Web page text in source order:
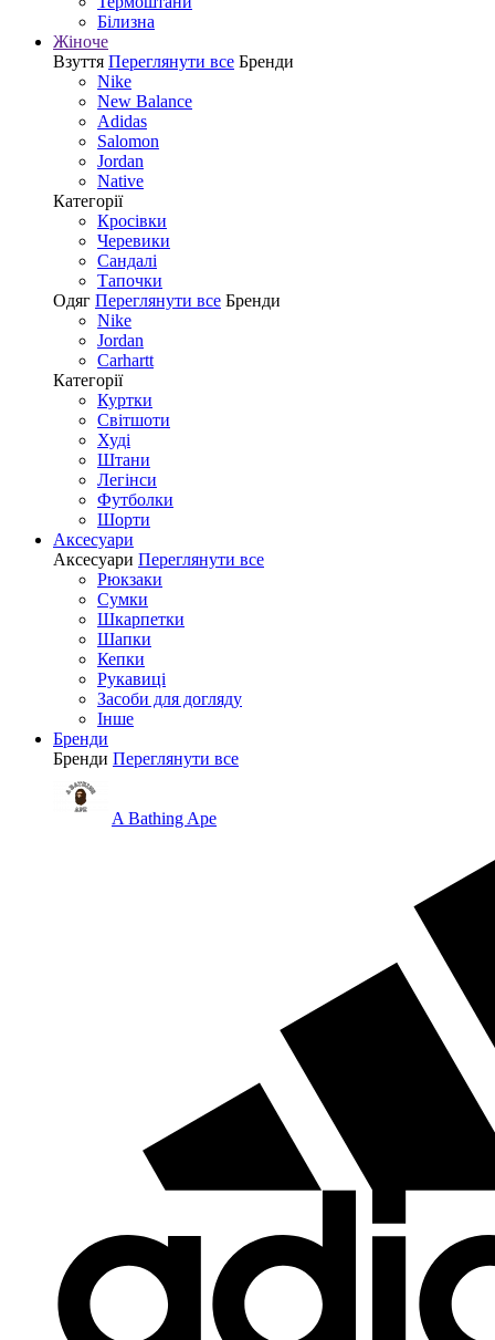
Білизна
Жіноче
Взуття Переглянути все Бренди
Nike
New Balance
Adidas
Salomon
Jordan
Native
Категорії
Кросівки
Черевики
Сандалі
Tапочки
Одяг Переглянути все Бренди
Nike
Jordan
Carhartt
Категорії
Куртки
Світшоти
Худі
Штани
Легінси
Футболки
Шорти
Аксесуари
Аксесуари Переглянути все
Рюкзаки
Сумки
Шкарпетки
Шапки
Кепки
Рукавиці
Засоби для догляду
Інше
Бренди
Бренди Переглянути все
A Bathing Ape